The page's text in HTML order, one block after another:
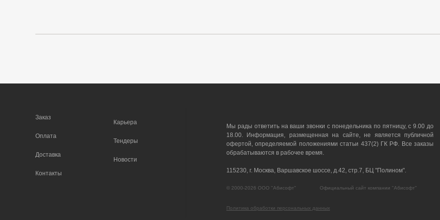
Заказ
Оплата
Доставка
Контакты
Карьера
Тендеры
Новости
Мы рады ответить на ваши звонки с понедельника по пятницу, с 9.00 до
18.00. Информация, размещенная на сайте, не является публичной
офертой, определяемой положениями статьи 437(2) ГК РФ. Все заказы
обрабатываются в рабочее время.
115230, г. Москва, Варшавское шоссе, д.42, стр.7, БЦ "Полином".
© 2000-2026 ООО "Абисофт" Официальный сайт компании "Абисофт"
Политика обработки персональных данных